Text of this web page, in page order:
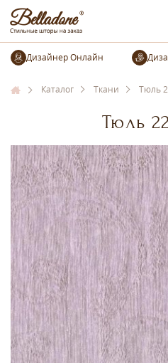
Каталог Ткани Тюль
Тюль